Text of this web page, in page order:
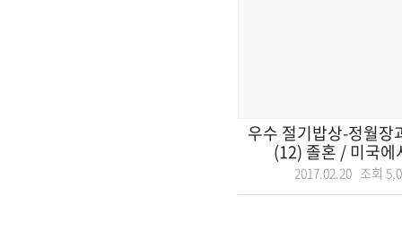
우수 절기밥상-정월장
(12) 졸혼 / 미국에
2017.02.20 조회